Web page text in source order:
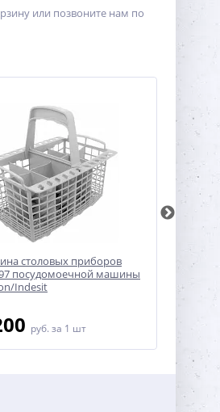
или позвоните нам по
столовых приборов
посудомоечной машины
Indesit
руб. за 1 шт
машины
250